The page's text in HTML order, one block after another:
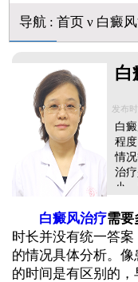
芦
皮
导航: 首页ν 白癜
白
发布
白
程
情
治
小
时
分
否
需
白癜风治疗需要
时长并没有统一答
的情况具体分析。
的时间是有区别的